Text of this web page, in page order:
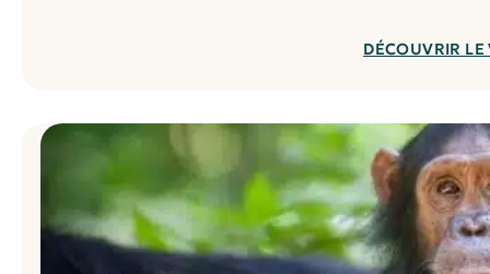
DÉCOUVRIR LE